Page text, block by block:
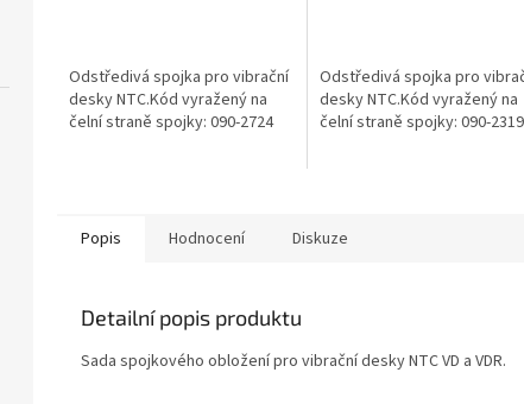
Odstředivá spojka pro vibrační
desky NTC.Kód vyražený na
čelní straně spojky: 090-2724
Odstředivá spojka pro
desky NTC.Kód vyražený na
čelní straně spojky: 090-2319
Popis Hodnocení Diskuze
Detailní popis produktu
Sada spojkového obložení pro vibrační desky NTC VD a VDR.